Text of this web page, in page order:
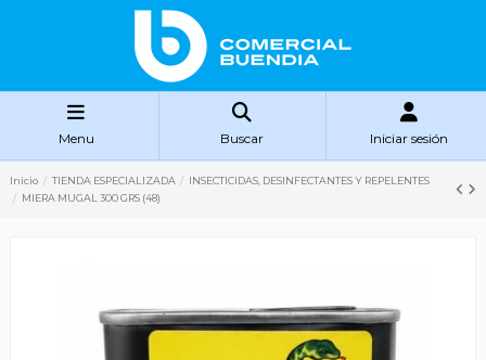
Menu Buscar Iniciar sesión
Inicio TIENDA ESPECIALIZADA
INSECTICIDAS, DESINFECTANTES Y REPELENTES
MIERA MUGAL 300 GRS (48)